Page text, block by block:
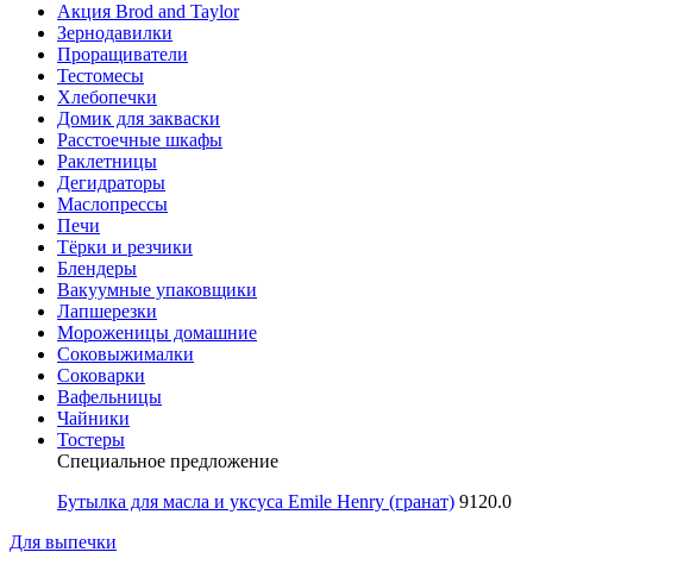
Акция Brod and Taylor
Зернодавилки
Проращиватели
Тестомесы
Хлебопечки
Домик для закваски
Расстоечные шкафы
Раклетницы
Дегидраторы
Маслопрессы
Печи
Тёрки и резчики
Блендеры
Вакуумные упаковщики
Лапшерезки
Мороженицы домашние
Соковыжималки
Соковарки
Вафельницы
Чайники
Тостеры
Специальное предложение
Бутылка для масла и уксуса Emile Henry (гранат) 9120.0
Для выпечки